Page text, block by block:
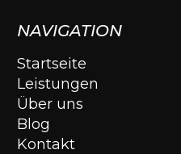
NAVIGATION
Startseite
Leistungen
Über uns
Blog
Kontakt